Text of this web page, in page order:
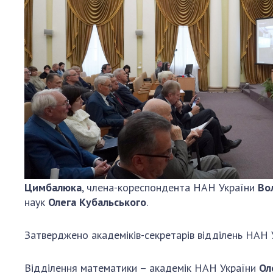
імені
НАН
України
Книга
Цимбалюка, члена-кореспондента НАН України
наук Олега Кубальського.
Затверджено академіків-секретарів відділень НАН
Відділення математики – академік НАН України